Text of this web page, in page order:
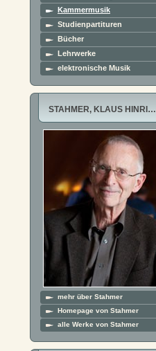
Kammermusik
Studienpartituren
Bücher
Lehrwerke
elektronische Musik
STAHMER, KLAUS HINRI…
mehr über Stahmer
Homepage von Stahmer
alle Werke von Stahmer